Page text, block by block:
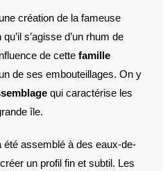
création de la fameuse
s’agisse d’un rhum de
de cette famille
de ses embouteillages. On y
qui caractérise les
île.
assemblé à des eaux-de-
un profil fin et subtil. Les